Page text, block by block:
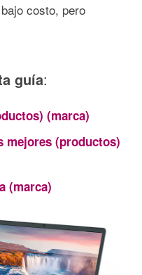
costo, pero
guía:
(marca)
mejores (productos)
(marca)